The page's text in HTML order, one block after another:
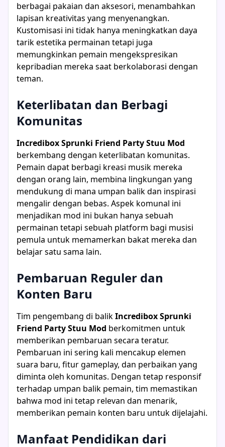
berbagai pakaian dan aksesori, menambahkan
lapisan kreativitas yang menyenangkan.
Kustomisasi ini tidak hanya meningkatkan daya
tarik estetika permainan tetapi juga
memungkinkan pemain mengekspresikan
kepribadian mereka saat berkolaborasi dengan
teman.
Keterlibatan dan Berbagi
Komunitas
Incredibox Sprunki Friend Party Stuu Mod
berkembang dengan keterlibatan komunitas.
Pemain dapat berbagi kreasi musik mereka
dengan orang lain, membina lingkungan yang
mendukung di mana umpan balik dan inspirasi
mengalir dengan bebas. Aspek komunal ini
menjadikan mod ini bukan hanya sebuah
permainan tetapi sebuah platform bagi musisi
pemula untuk memamerkan bakat mereka dan
belajar satu sama lain.
Pembaruan Reguler dan
Konten Baru
Tim pengembang di balikIncredibox Sprunki
Friend Party Stuu Mod berkomitmen untuk
memberikan pembaruan secara teratur.
Pembaruan ini sering kali mencakup elemen
suara baru, fitur gameplay, dan perbaikan yang
diminta oleh komunitas. Dengan tetap responsif
terhadap umpan balik pemain, tim memastikan
bahwa mod ini tetap relevan dan menarik,
memberikan pemain konten baru untuk dijelajahi.
Manfaat Pendidikan dari